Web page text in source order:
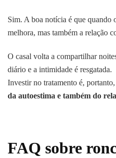
Sim. A boa notícia é que quando
melhora, mas também a relação
O casal volta a compartilhar
diário e a intimidade é resgatada.
Investir no tratamento é,
da autoestima e também do
FAQ sobre